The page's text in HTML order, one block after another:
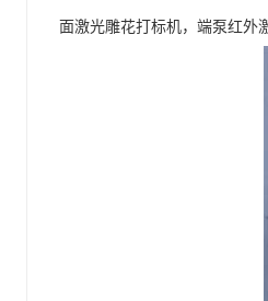
面激光雕花打标机，端泵红外